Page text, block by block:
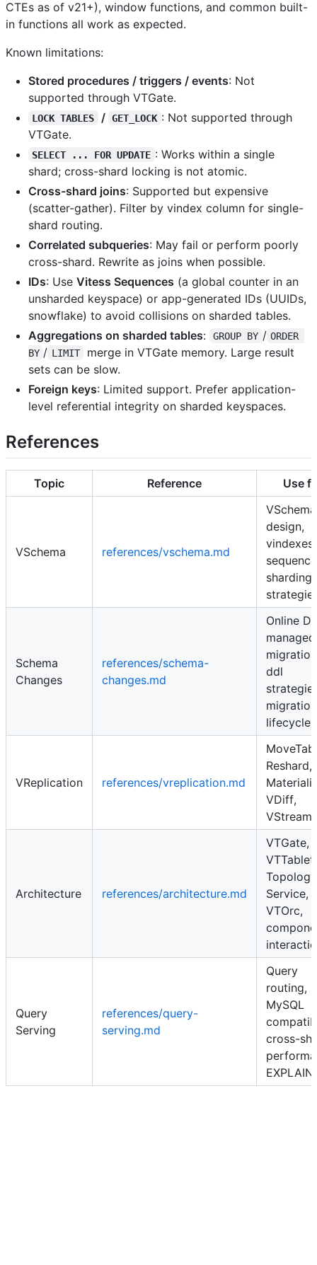
CTEs as of v21+), window functions, and common built-
in functions all work as expected.
Known limitations:
Stored procedures / triggers / events: Not
supported through VTGate.
LOCK TABLES / GET_LOCK : Not supported through
VTGate.
SELECT ... FOR UPDATE : Works within a single
shard; cross-shard locking is not atomic.
Cross-shard joins: Supported but expensive
(scatter-gather). Filter by vindex column for single-
shard routing.
Correlated subqueries: May fail or perform poorly
cross-shard. Rewrite as joins when possible.
IDs: Use Vitess Sequences (a global counter in an
unsharded keyspace) or app-generated IDs (UUIDs,
snowflake) to avoid collisions on sharded tables.
Aggregations on sharded tables: GROUP BY / ORDER
BY / LIMIT
merge in VTGate memory. Large result
sets can be slow.
Foreign keys: Limited support. Prefer application-
level referential integrity on sharded keyspaces.
References
Topic Reference Use
VSchema references/vschema.md
VSchema
design,
vindexes,
sharding
Schema
Changes
references/schema-
changes.md
Online
managed
ddl
migration
lifecycle
VReplication references/vreplication.md
Reshard,
VDiff,
VStream
Architecture references/architecture.md
VTGate,
VTTablet,
Topology
Service,
VTOrc,
Query
Serving
references/query-
serving.md
Query
routing,
MySQL
cross-
EXPLAIN